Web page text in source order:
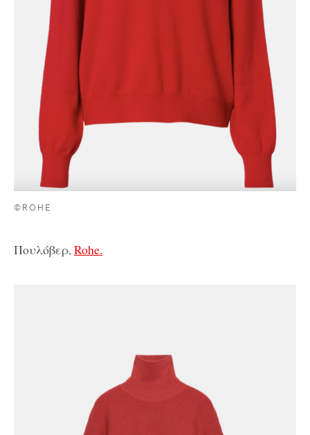
©ROHE
Πουλόβερ, Rohe.